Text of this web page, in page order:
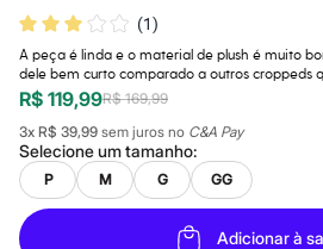
Alfaiataria
Novidades
Roupas
Blusas e Camisetas
Básicos
Calças
Casacos e Jaquetas
Jeans
Macacões
Saias
Shorts e Bermudas
(1)
A peça é linda e o material de plush é muito
dele bem curto comparado a outros croppeds
R$ 119,99R$ 169,99
3x R$ 39,99 sem juros no C&A Pay
Selecione umtamanho:
P M G GG
Adicionar à